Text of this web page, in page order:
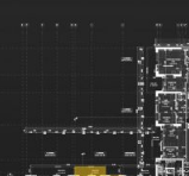
contactat